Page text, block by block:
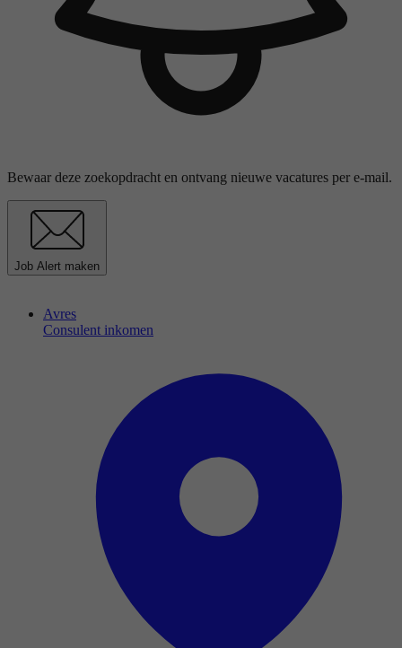
Bewaar deze zoekopdracht en ontvang nieuwe vacatures per e-mail.
Job Alert maken
Avres
Consulent inkomen